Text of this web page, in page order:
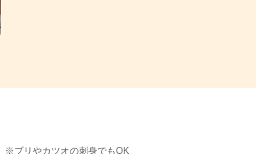
※ブリやカツオの刺身でもOK